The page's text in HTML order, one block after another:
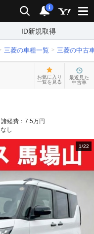
検索 通知
i
ID新規取得
三菱の車種一覧 三菱の中古
お気に入り
一覧を見る
最近見た
中古車
諸経費： 7.5万円
なし
1/22